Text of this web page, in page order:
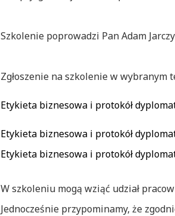
Szkolenie poprowadzi Pan Adam
Zgłoszenie na szkolenie w wybranym
Etykieta biznesowa i protokół
Etykieta biznesowa i protokół
Etykieta biznesowa i protokół
W szkoleniu mogą wziąć udział
Jednocześnie przypominamy, że